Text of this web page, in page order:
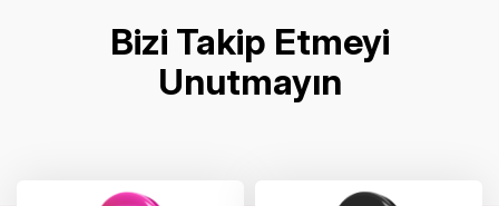
Bizi Takip Etmeyi
Unutmayın